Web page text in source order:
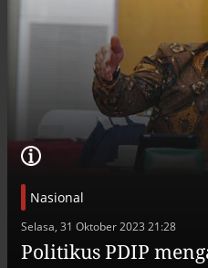
Nasional
Selasa, 31 Oktober 2023 21:28
Politikus PDIP
Efek jera
Alinea.id -